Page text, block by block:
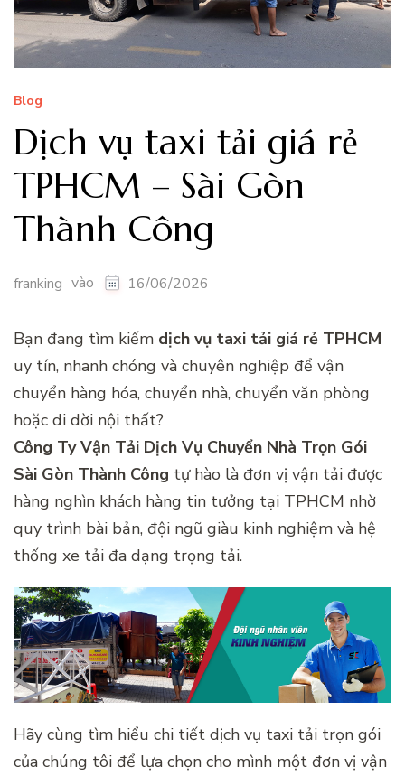
Blog
Dịch vụ taxi tải giá rẻ
TPHCM – Sài Gòn
Thành Công
franking vào 16/06/2026
Bạn đang tìm kiếm dịch vụ taxi tải giá rẻ TPHCM
uy tín, nhanh chóng và chuyên nghiệp để vận
chuyển hàng hóa, chuyển nhà, chuyển văn phòng
hoặc di dời nội thất?
Công Ty Vận Tải Dịch Vụ Chuyển Nhà Trọn Gói
Sài Gòn Thành Công tự hào là đơn vị vận tải được
hàng nghìn khách hàng tin tưởng tại TPHCM nhờ
quy trình bài bản, đội ngũ giàu kinh nghiệm và hệ
thống xe tải đa dạng trọng tải.
Hãy cùng tìm hiểu chi tiết dịch vụ taxi tải trọn gói
của chúng tôi để lựa chọn cho mình một đơn vị vận